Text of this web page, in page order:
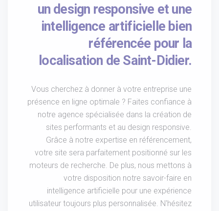
un design responsive et une
intelligence artificielle bien
référencée pour la
localisation de Saint-Didier.
Vous cherchez à donner à votre entreprise une
présence en ligne optimale ? Faites confiance à
notre agence spécialisée dans la création de
sites performants et au design responsive.
Grâce à notre expertise en référencement,
votre site sera parfaitement positionné sur les
moteurs de recherche. De plus, nous mettons à
votre disposition notre savoir-faire en
intelligence artificielle pour une expérience
utilisateur toujours plus personnalisée. N'hésitez